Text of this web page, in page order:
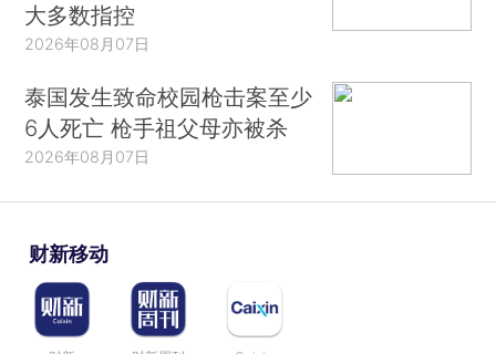
大多数指控
2026年08月07日
泰国发生致命校园枪击案至少
6人死亡 枪手祖父母亦被杀
2026年08月07日
财新移动